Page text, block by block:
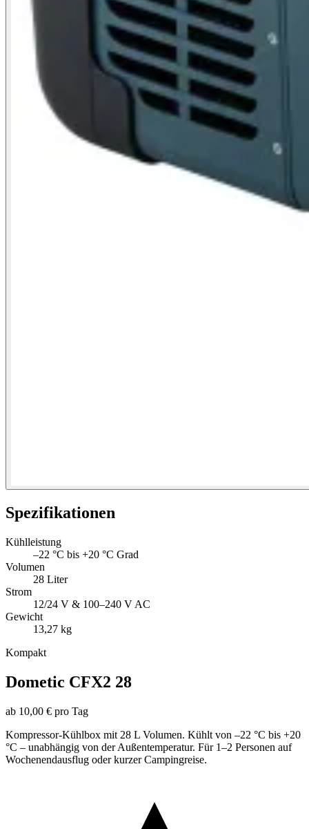
Spezifikationen
Kühlleistung
–22 °C bis +20 °C Grad
Volumen
28 Liter
Strom
12/24 V & 100–240 V AC
Gewicht
13,27 kg
Kompakt
Dometic CFX2 28
ab 10,00 € pro Tag
Kompressor-Kühlbox mit 28 L Volumen. Kühlt von –22 °C bis +20
°C – unabhängig von der Außentemperatur. Für 1–2 Personen auf
Wochenendausflug oder kurzer Campingreise.